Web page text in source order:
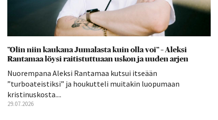
”Olin niin kaukana Jumalasta kuin olla voi” – Aleksi
Rantamaa löysi raitistuttuaan uskon ja uuden arjen
Nuorempana Aleksi Rantamaa kutsui itseään
”turboateistiksi” ja houkutteli muitakin luopumaan
kristinuskosta....
29.07.2026